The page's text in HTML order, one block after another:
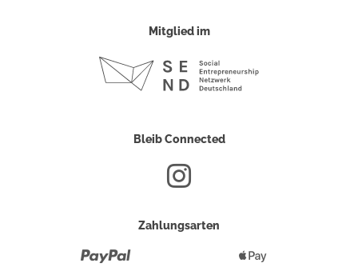
Mitglied im
Bleib Connected
Zahlungsarten